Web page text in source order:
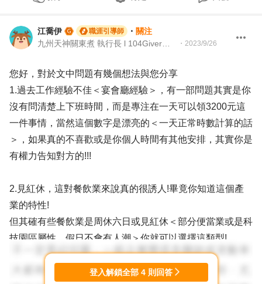
江喬伊 職涯引導師 ・ 關注
・ 2023/9/26
您好，對於文中問題有幾個想法與您分享
1.過去工作經驗不佳＜宴會廳經驗＞，有一部問題其實是你
沒有問清楚上下班時間，而是專注在一天可以領3200元這
一件事情，當然這個數字是漂亮的＜一天正常時數計算的話
＞，如果真的不喜歡或是你個人時間有其他安排，其實你是
有權力告知對方的!!!
2.見紅休，這對餐飲業來說真的很誘人!畢竟你知道這個產
業的特性!
但其確有些餐飲業是周休六日或見紅休＜部分便當業或是科
技園區屬性，假日不會有人潮＞你就可以選擇這類型!
但大部分不會是你想要的方式，若你本身沒有這樣的認知，
真的建議您不要走一條路發展，因為你會很不開心!!!
登入解鎖全部 4 則回答